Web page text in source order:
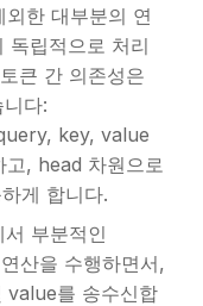
한 대부분의 연
독립적으로 처리
큰 간 의존성은
다:
key, value
, head 차원으로
게 합니다.
부분적인
산을 수행하면서,
value를 송수신합